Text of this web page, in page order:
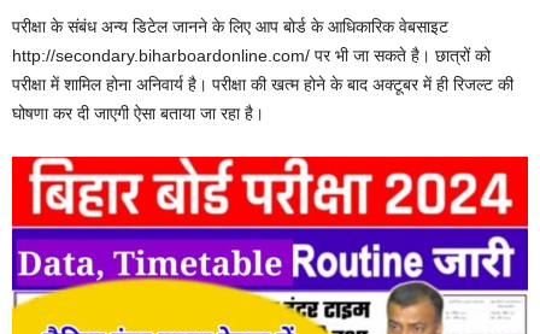
परीक्षा के संबंध अन्य डिटेल जानने के लिए आप बोर्ड के आधिकारिक वेबसाइट
http://secondary.biharboardonline.com/ पर भी जा सकते है। छात्रों को
परीक्षा में शामिल होना अनिवार्य है। परीक्षा की खत्म होने के बाद अक्टूबर में ही रिजल्ट की
घोषणा कर दी जाएगी ऐसा बताया जा रहा है।